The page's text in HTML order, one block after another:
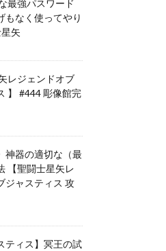
最強パスワード
もなく使ってやり
矢
レジェンドオブ
】 #444 彫像館完
神器の適切な（最
【聖闘士星矢レ
ジャスティス 攻
ティス】冥王の試